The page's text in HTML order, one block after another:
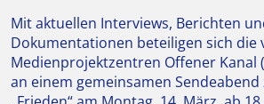
Mit aktuellen Interviews, Berichten
Dokumentationen beteiligen sich die
Medienprojektzentren Offener Kanal
an einem gemeinsamen Sendeabend